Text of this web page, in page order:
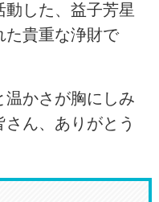
した、益子芳星
た貴重な浄財で
温かさが胸にしみ
ん、ありがとう